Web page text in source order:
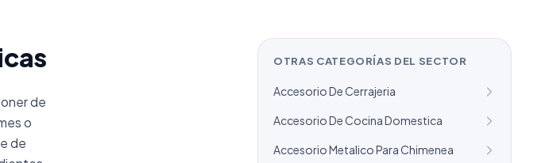
de
o
de
OTRAS CATEGORÍAS DEL SECTOR
Accesorio De Cerrajeria
Accesorio De Cocina Domestica
Accesorio Metalico Para Chimenea